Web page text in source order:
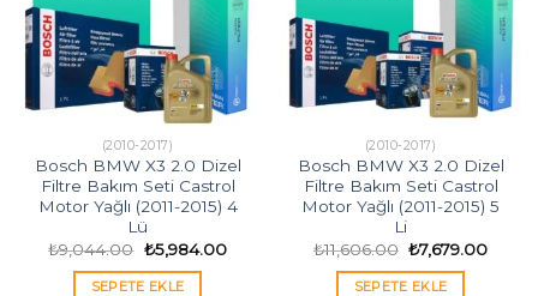
(2010-2017)
Bosch BMW X3 2.0 Dizel
Filtre Bakım Seti Castrol
Motor Yağlı (2011-2015) 4
Lü
₺9,044.00 Orijinal
fiyat:
₺9,044.00.
₺5,984.00Şu
SEPETE EKLE
(2010-2017)
Bosch BMW X3 2.0 Dizel
Filtre Bakım Seti Castrol
Motor Yağlı (2011-2015) 5
Li
₺11,606.00 Orijinal
fiyat:
₺11,606.00.
₺7,679.00Şu
SEPETE EKLE